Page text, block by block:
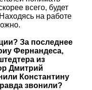
всего, будет
на работе
За последнее
Фернандеса,
из
Дмитрий
Константину
звонили?